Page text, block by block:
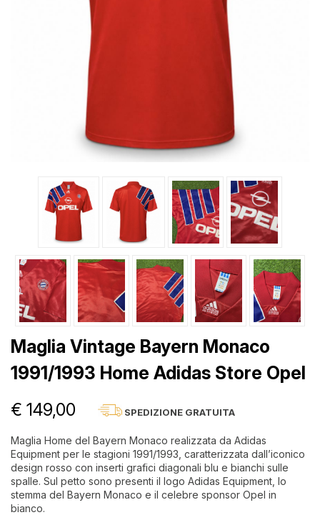
Maglia Vintage Bayern Monaco
1991/1993 Home Adidas Store Opel
€ 149,00 SPEDIZIONE GRATUITA
Maglia Home del Bayern Monaco realizzata da Adidas
Equipment per le stagioni 1991/1993, caratterizzata dall’iconico
design rosso con inserti grafici diagonali blu e bianchi sulle
spalle. Sul petto sono presenti il logo Adidas Equipment, lo
stemma del Bayern Monaco e il celebre sponsor Opel in
bianco.